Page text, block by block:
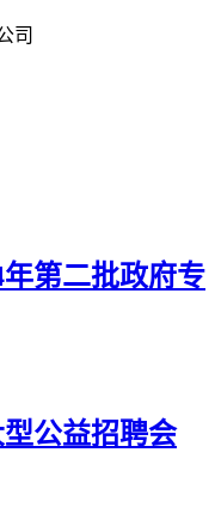
司
第二批政府专
公益招聘会